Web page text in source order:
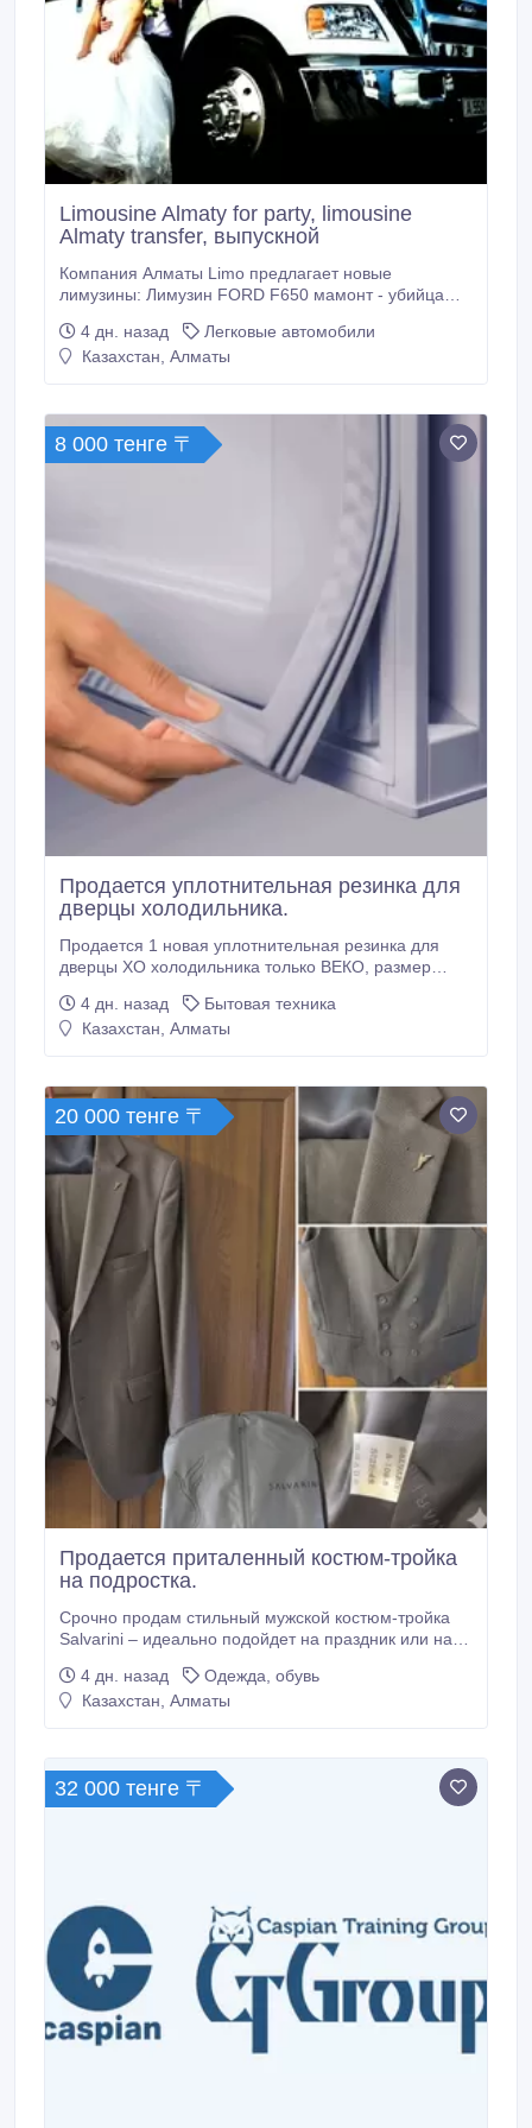
Limousine Almaty for party, limousine
Almaty transfer, выпускной
Компания Алматы Limo предлагает новые
лимузины: Лимузин FORD F650 мамонт - убийца
лимузинах всегда хорошее настроение, атмосфера
доброжелательности. Посмотрите наш сайт таких
4 дн. назад
Легковые автомобили
Казахстан, Алматы
8 000 тенге 〒
Продается уплотнительная резинка для
дверцы холодильника.
Продается 1 новая уплотнительная резинка для
дверцы ХО холодильника только ВЕКО, размер
Убедительная просьба, писать на указанный номер
телефона в WhatsApp. В указанное время с 9:00 до
4 дн. назад
Бытовая техника
Казахстан, Алматы
20 000 тенге 〒
Продается приталенный костюм-тройка
на подростка.
Срочно продам стильный мужской костюм-тройка
Salvarini – идеально подойдет на праздник или на
тройка (пиджак, двубортный жилет, брюки), цвет
очень благородный и редкий – коричнево-
шоколадному.
4 дн. назад
Одежда, обувь
Казахстан, Алматы
32 000 тенге 〒